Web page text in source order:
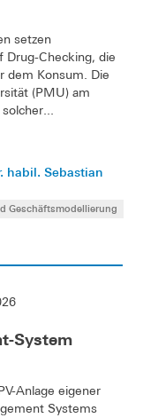
setzen
Drug-Checking, die
dem Konsum. Die
(PMU) am
habil. Sebastian
Geschäftsmodellierung
System
Anlage eigener
Systems